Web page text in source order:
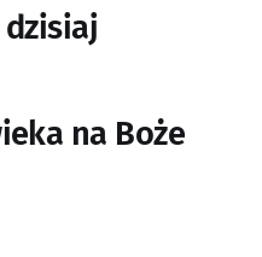
na Boże